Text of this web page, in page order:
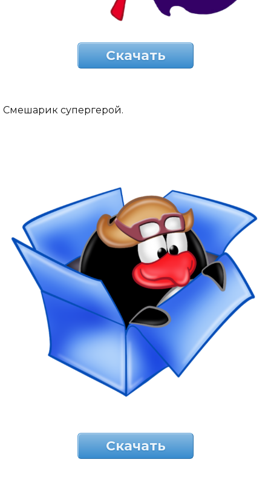
Скачать
Смешарик супергерой.
Скачать